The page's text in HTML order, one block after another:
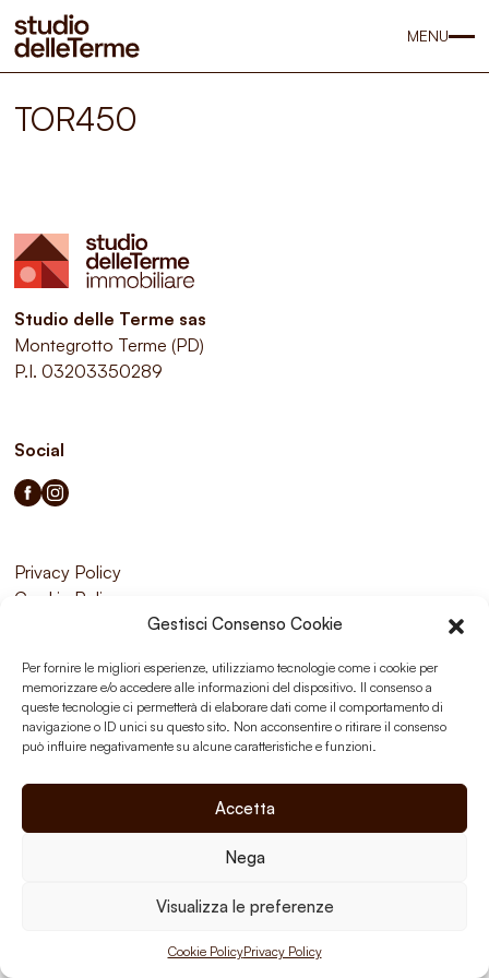
Gestisci Consenso Cookie
Per fornire le migliori esperienze, utilizziamo tecnologie come i cookie per
memorizzare e/o accedere alle informazioni del dispositivo. Il consenso a
queste tecnologie ci permetterà di elaborare dati come il comportamento di
navigazione o ID unici su questo sito. Non acconsentire o ritirare il consenso
può influire negativamente su alcune caratteristiche e funzioni.
Accetta
Nega
Visualizza le preferenze
Cookie PolicyPrivacy Policy
MENU
TOR450
Studio delle Terme sas
Montegrotto Terme (PD)
P.I. 03203350289
Social
Privacy Policy
Cookie Policy